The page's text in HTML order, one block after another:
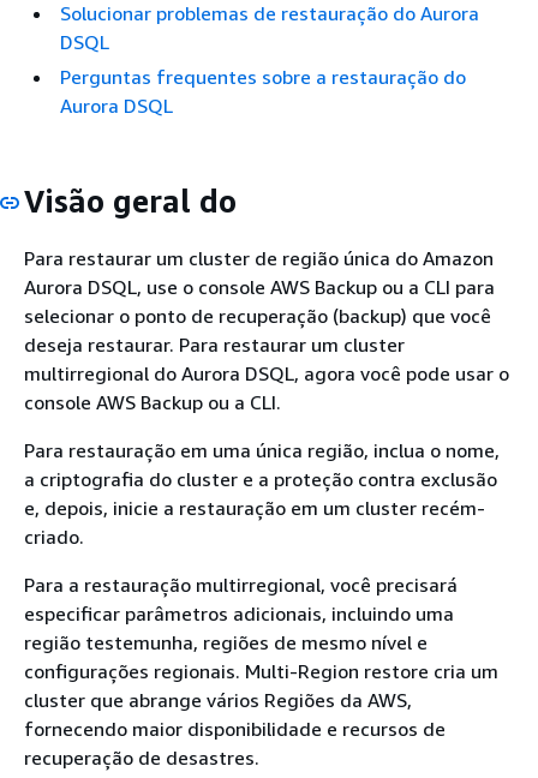
Solucionar problemas de restauração do Aurora
DSQL
Perguntas frequentes sobre a restauração do
Aurora DSQL
Visão geral do
Para restaurar um cluster de região única do Amazon
Aurora DSQL, use o console AWS Backup ou a CLI para
selecionar o ponto de recuperação (backup) que você
deseja restaurar. Para restaurar um cluster
multirregional do Aurora DSQL, agora você pode usar o
console AWS Backup ou a CLI.
Para restauração em uma única região, inclua o nome,
a criptografia do cluster e a proteção contra exclusão
e, depois, inicie a restauração em um cluster recém-
criado.
Para a restauração multirregional, você precisará
especificar parâmetros adicionais, incluindo uma
região testemunha, regiões de mesmo nível e
configurações regionais. Multi-Region restore cria um
cluster que abrange vários Regiões da AWS,
fornecendo maior disponibilidade e recursos de
recuperação de desastres.